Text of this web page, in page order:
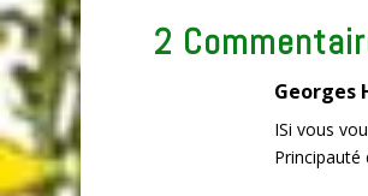
2
Georges
ISi vous
Principauté